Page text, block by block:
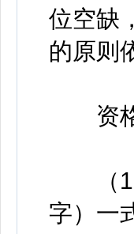
位空缺
的原则
资格
（1）
字）一